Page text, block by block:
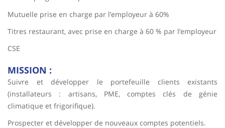
Mutuelle prise en charge par l’employeur à 60%
Titres restaurant, avec prise en charge à 60 % par l’employeur
CSE
MISSION :
Suivre et développer le portefeuille clients existants
(installateurs : artisans, PME, comptes clés de génie
climatique et frigorifique).
Prospecter et développer de nouveaux comptes potentiels.